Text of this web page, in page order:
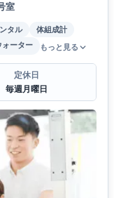
室
タル
体組成計
ォーター もっと見る
定休日
毎週月曜日